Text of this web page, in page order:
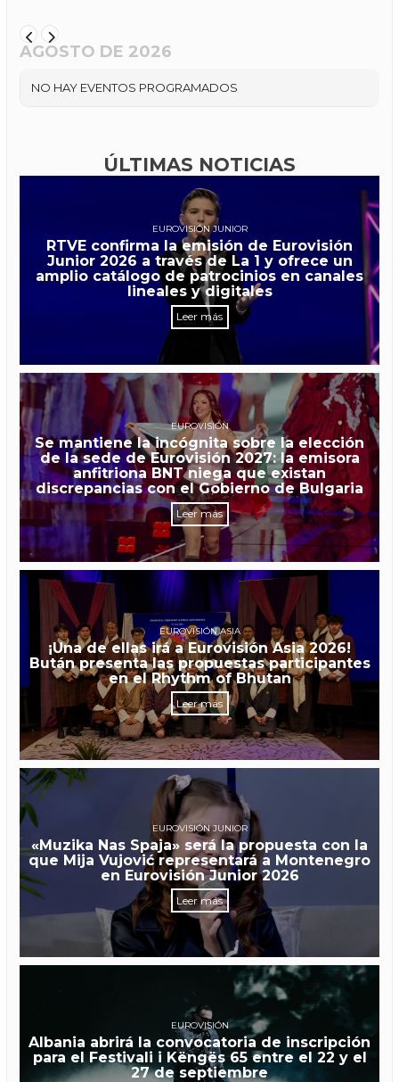
AGOSTO DE 2026
NO HAY EVENTOS PROGRAMADOS
ÚLTIMAS NOTICIAS
EUROVISIÓN JUNIOR
RTVE confirma la emisión de Eurovisión
Junior 2026 a través de La 1 y ofrece un
amplio catálogo de patrocinios en canales
lineales y digitales
Leer más
EUROVISIÓN
Se mantiene la incógnita sobre la elección
de la sede de Eurovisión 2027: la emisora
anfitriona BNT niega que existan
discrepancias con el Gobierno de Bulgaria
Leer más
EUROVISIÓN ASIA
¡Una de ellas irá a Eurovisión Asia 2026!
Bután presenta las propuestas participantes
en el Rhythm of Bhutan
Leer más
EUROVISIÓN JUNIOR
«Muzika Nas Spaja» será la propuesta con la
que Mija Vujović representará a Montenegro
en Eurovisión Junior 2026
Leer más
EUROVISIÓN
Albania abrirá la convocatoria de inscripción
para el Festivali i Këngës 65 entre el 22 y el
27 de septiembre